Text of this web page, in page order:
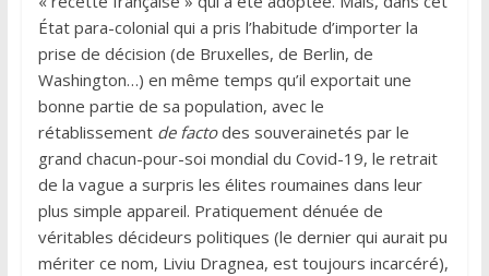
État para-colonial qui a pris l’habitude d’importer la
prise de décision (de Bruxelles, de Berlin, de
Washington…) en même temps qu’il exportait une
bonne partie de sa population, avec le
rétablissement de factodes souverainetés par le
grand chacun-pour-soi mondial du Covid-19, le retrait
de la vague a surpris les élites roumaines dans leur
plus simple appareil. Pratiquement dénuée de
véritables décideurs politiques (le dernier qui aurait pu
mériter ce nom, Liviu Dragnea, est toujours incarcéré),